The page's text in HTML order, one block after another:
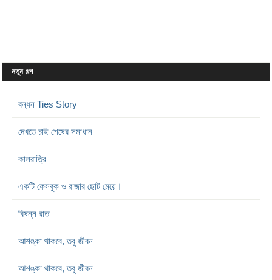
নতুন গল্প
বন্ধন Ties Story
দেখতে চাই শেষের সমাধান
কালরাত্রি
একটি ফেসবুক ও রাজার ছোট মেয়ে।
বিষন্ন রাত
আশঙ্কা থাকবে, তবু জীবন
আশঙ্কা থাকবে, তবু জীবন